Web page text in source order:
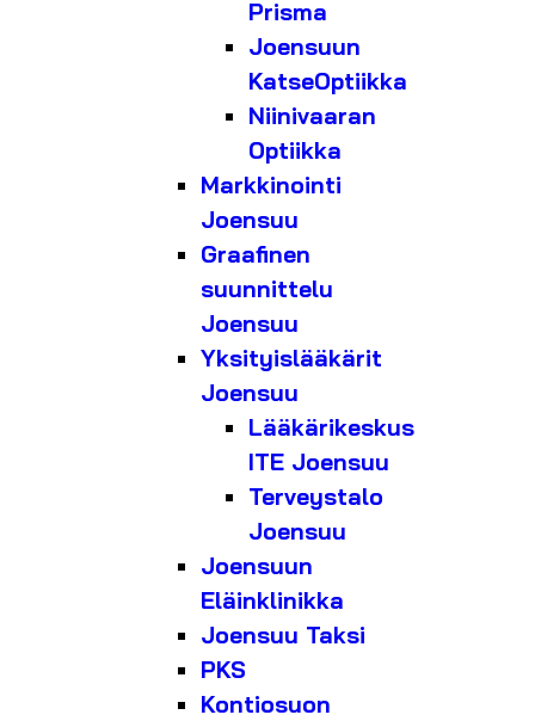
Prisma
Joensuun
KatseOptiikka
Niinivaaran
Optiikka
Markkinointi
Joensuu
Graafinen
suunnittelu
Joensuu
Yksityislääkärit
Joensuu
Lääkärikeskus
ITE Joensuu
Terveystalo
Joensuu
Joensuun
Eläinklinikka
Joensuu Taksi
PKS
Kontiosuon